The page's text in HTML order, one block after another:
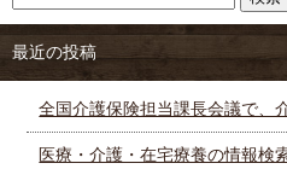
最近の投稿
全国介護保険担当課長会議で、
医療・介護・在宅療養の情報検